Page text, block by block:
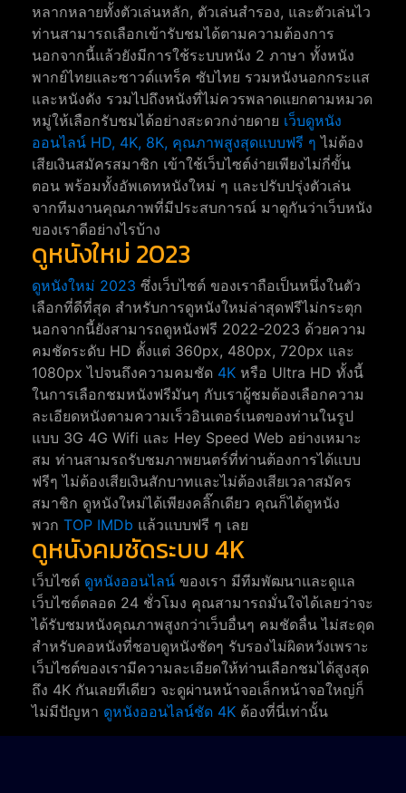
หลากหลายทั้งตัวเล่นหลัก, ตัวเล่นสำรอง, และตัวเล่นไว
ท่านสามารถเลือกเข้ารับชมได้ตามความต้องการ
นอกจากนี้แล้วยังมีการใช้ระบบหนัง 2 ภาษา ทั้งหนัง
พากย์ไทยและซาวด์แทร็ค ซับไทย รวมหนังนอกกระแส
และหนังดัง รวมไปถึงหนังที่ไม่ควรพลาดแยกตามหมวด
หมู่ให้เลือกรับชมได้อย่างสะดวกง่ายดาย เว็บดูหนัง
ออนไลน์ HD, 4K, 8K, คุณภาพสูงสุดแบบฟรี ๆ ไม่ต้อง
เสียเงินสมัครสมาชิก เข้าใช้เว็บไซต์ง่ายเพียงไม่กี่ขั้น
ตอน พร้อมทั้งอัพเดทหนังใหม่ ๆ และปรับปรุ่งตัวเล่น
จากทีมงานคุณภาพที่มีประสบการณ์ มาดูกันว่าเว็บหนัง
ของเราดีอย่างไรบ้าง
ดูหนังใหม่ 2023
ดูหนังใหม่ 2023 ซึ่งเว็บไซต์ ของเราถือเป็นหนึ่งในตัว
เลือกที่ดีที่สุด สำหรับการดูหนังใหม่ล่าสุดฟรีไม่กระตุก
นอกจากนี้ยังสามารถดูหนังฟรี 2022-2023 ด้วยความ
คมชัดระดับ HD ตั้งแต่ 360px, 480px, 720px และ
1080px ไปจนถึงความคมชัด 4K หรือ Ultra HD ทั้งนี้
ในการเลือกชมหนังฟรีมันๆ กับเราผู้ชมต้องเลือกความ
ละเอียดหนังตามความเร็วอินเตอร์เนตของท่านในรูป
แบบ 3G 4G Wifi และ Hey Speed Web อย่างเหมาะ
สม ท่านสามรถรับชมภาพยนตร์ที่ท่านต้องการได้แบบ
ฟรีๆ ไม่ต้องเสียเงินสักบาทและไม่ต้องเสียเวลาสมัคร
สมาชิก ดูหนังใหม่ได้เพียงคลิ๊กเดียว คุณก็ได้ดูหนัง
พวก TOP IMDb แล้วแบบฟรี ๆ เลย
ดูหนังคมชัดระบบ 4K
เว็บไซต์ ดูหนังออนไลน์ ของเรา มีทีมพัฒนาและดูแล
เว็บไซต์ตลอด 24 ชั่วโมง คุณสามารถมั่นใจได้เลยว่าจะ
ได้รับชมหนังคุณภาพสูงกว่าเว็บอื่นๆ คมชัดลื่น ไม่สะดุด
สำหรับคอหนังที่ชอบดูหนังชัดๆ รับรองไม่ผิดหวังเพราะ
เว็บไซต์ของเรามีความละเอียดให้ท่านเลือกชมได้สูงสุด
ถึง 4K กันเลยทีเดียว จะดูผ่านหน้าจอเล็กหน้าจอใหญ่ก็
ไม่มีปัญหา ดูหนังออนไลน์ชัด 4K ต้องที่นี่เท่านั้น